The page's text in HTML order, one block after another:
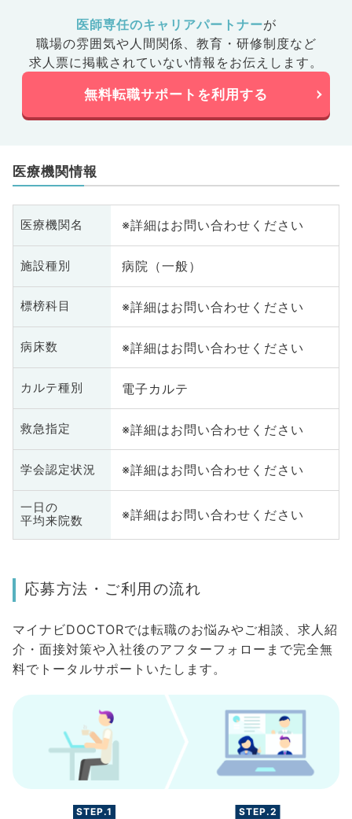
医師専任のキャリアパートナーが
職場の雰囲気や人間関係、 教育・研修制度など
求人票に掲載されていない情報をお伝えします。
無料転職サポートを利用する
医療機関情報
医療機関名 ※詳細はお問い合わせください
施設種別 病院（一般）
標榜科目 ※詳細はお問い合わせください
病床数 ※詳細はお問い合わせください
カルテ種別 電子カルテ
救急指定 ※詳細はお問い合わせください
学会認定状況 ※詳細はお問い合わせください
一日の
平均来院数
※詳細はお問い合わせください
応募方法・ご利用の流れ
マイナビDOCTORでは転職のお悩みやご相談、求人紹
介・面接対策や入社後のアフターフォローまで完全無
料でトータルサポートいたします。
STEP.1 STEP.2